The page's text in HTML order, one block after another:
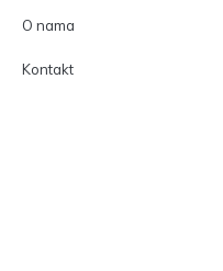
O nama
Kontakt